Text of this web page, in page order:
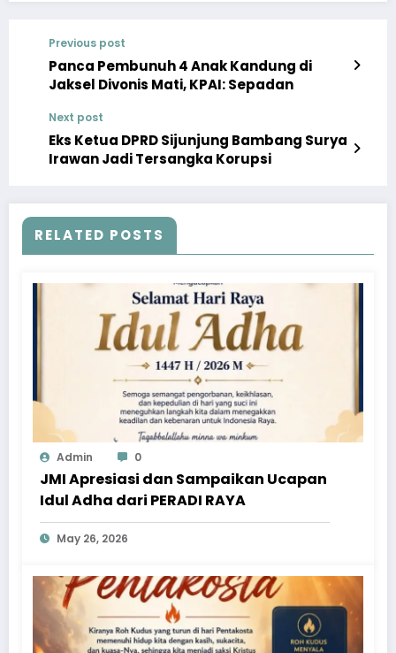
Previous post
Panca Pembunuh 4 Anak Kandung di
Jaksel Divonis Mati, KPAI: Sepadan
Next post
Eks Ketua DPRD Sijunjung Bambang Surya
Irawan Jadi Tersangka Korupsi
RELATED POSTS
Admin 0
JMI Apresiasi dan Sampaikan Ucapan
Idul Adha dari PERADI RAYA
May 26, 2026